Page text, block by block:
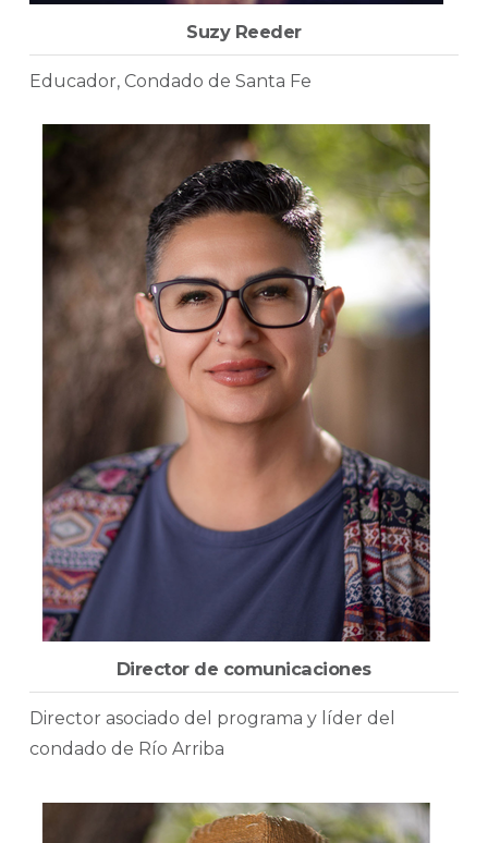
Suzy Reeder
Educador, Condado de Santa Fe
Director de comunicaciones
Director asociado del programa y líder del
condado de Río Arriba